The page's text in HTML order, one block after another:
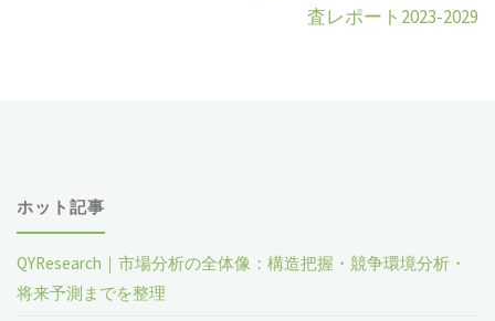
査レポート2023-2029
ホット記事
QYResearch｜市場分析の全体像：構造把握・競争環境分析・
将来予測までを整理